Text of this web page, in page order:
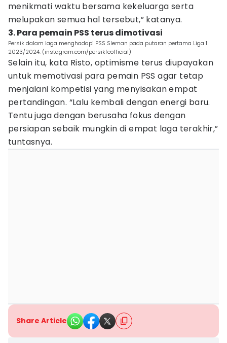
menikmati waktu bersama kekeluarga serta
melupakan semua hal tersebut,” katanya.
3. Para pemain PSS terus dimotivasi
Persik dalam laga menghadapi PSS Sleman pada putaran pertama Liga 1
2023/2024. (instagram.com/persikfcofficial)
Selain itu, kata Risto, optimisme terus diupayakan
untuk memotivasi para pemain PSS agar tetap
menjalani kompetisi yang menyisakan empat
pertandingan. “Lalu kembali dengan energi baru.
Tentu juga dengan berusaha fokus dengan
persiapan sebaik mungkin di empat laga terakhir,”
tuntasnya.
Share Article